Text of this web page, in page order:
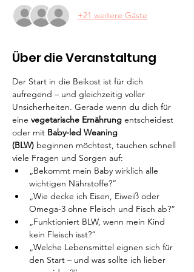
+21 weitere Gäste
Über die Veranstaltung
Der Start in die Beikost ist für dich
aufregend – und gleichzeitig voller
Unsicherheiten. Gerade wenn du dich für
eine vegetarische Ernährung entscheidest
oder mit Baby-led Weaning
(BLW) beginnen möchtest, tauchen schnell
viele Fragen und Sorgen auf:
„Bekommt mein Baby wirklich alle
wichtigen Nährstoffe?“
„Wie decke ich Eisen, Eiweiß oder
Omega-3 ohne Fleisch und Fisch ab?“
„Funktioniert BLW, wenn mein Kind
kein Fleisch isst?“
„Welche Lebensmittel eignen sich für
den Start – und was sollte ich lieber